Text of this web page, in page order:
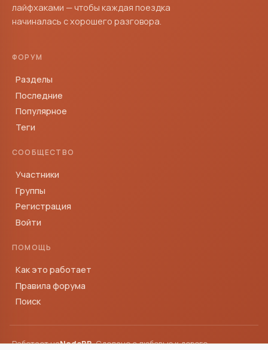
лайфхаками — чтобы каждая поездка
начиналась с хорошего разговора.
ФОРУМ
Разделы
Последние
Популярное
Теги
СООБЩЕСТВО
Участники
Группы
Регистрация
Войти
ПОМОЩЬ
Как это работает
Правила форума
Поиск
Работает наNodeBB· Сделано с любовью к дороге